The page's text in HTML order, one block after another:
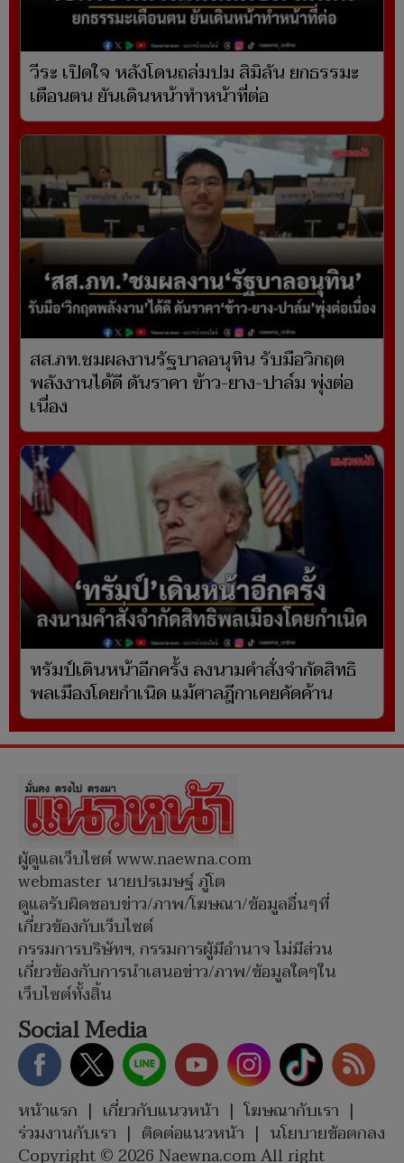
วีระ เปิดใจ หลังโดนถล่มปม สิมิลัน ยกธรรมะ
เตือนตน ยันเดินหน้าทำหน้าที่ต่อ
สส.ภท.ชมผลงานรัฐบาลอนุทิน รับมือวิกฤต
พลังงานได้ดี ดันราคา ข้าว-ยาง-ปาล์ม พุ่งต่อ
เนื่อง
ทรัมป์เดินหน้าอีกครั้ง ลงนามคำสั่งจำกัดสิทธิ
พลเมืองโดยกำเนิด แม้ศาลฎีกาเคยคัดค้าน
ผู้ดูแลเว็บไซต์ www.naewna.com
webmaster นายปรเมษฐ์ ภู่โต
ดูแลรับผิดชอบข่าว/ภาพ/โฆษณา/ข้อมูลอื่นๆที่
เกี่ยวข้องกับเว็บไซต์
กรรมการบริษัทฯ, กรรมการผู้มีอำนาจ ไม่มีส่วน
เกี่ยวข้องกับการนำเสนอข่าว/ภาพ/ข้อมูลใดๆใน
เว็บไซต์ทั้งสิ้น
Social Media
หน้าแรก | เกี่ยวกับแนวหน้า | โฆษณากับเรา |
ร่วมงานกับเรา | ติดต่อแนวหน้า | นโยบายข้อตกลง
Copyright © 2026 Naewna.com All right